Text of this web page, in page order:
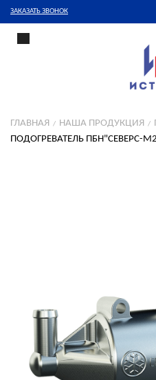
ЗАКАЗАТЬ ЗВОНОК
ГЛАВНАЯ НАША ПРОДУКЦИЯ
ПОДОГРЕВАТЕЛЬ ПБН"СЕВЕРС-